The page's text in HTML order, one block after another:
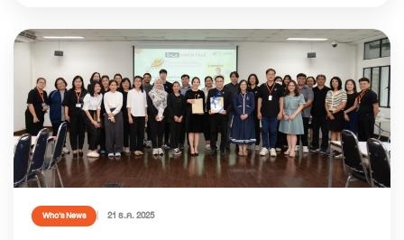
Who’s News 21 ธ.ค. 2025